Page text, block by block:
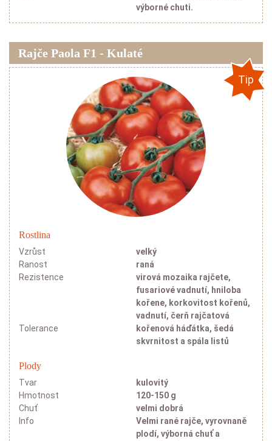
výborné chuti.
Rajče Paola F1 - Kulaté
Rostlina
Vzrůst
velký
Ranost
raná
Rezistence
virová mozaika rajčete,
fusariové vadnutí, hniloba
kořene, korkovitost kořenů,
vadnutí, čerň rajčatová
Tolerance
kořenová háďátka, šedá
skvrnitost a spála listů
Plody
Tvar
kulovitý
Hmotnost
120-150 g
Chuť
velmi dobrá
Info
Velmi rané rajče, vyrovnaně
plodí, výborná chuť a
Tip